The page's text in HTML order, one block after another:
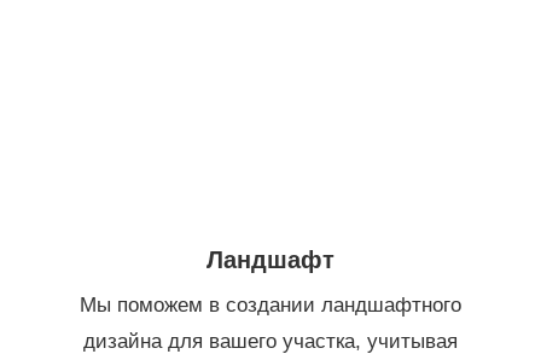
Ландшафт
Мы поможем в создании ландшафтного
дизайна для вашего участка, учитывая